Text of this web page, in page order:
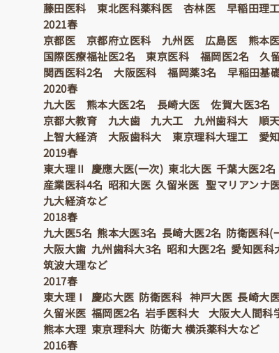
藤田医科 東北医科薬科医 杏林医 早稲田理
2021春
京都医 京都府立医科 九州医 広島医 熊本
国際医療福祉医2名 東京医科 福岡医2名
関西医科2名 大阪医科 福岡薬3名 早稲田基
2020春
九大医 熊本大医2名 長崎大医 佐賀大医3名
京都大教育 九大歯 九大工 九州歯科大 順
上智大経済 大阪歯科大 東京理科大理工 愛
2019春
東大理Ⅱ 慶應大医(一次) 東北大医 千葉大医2
産業医科4名 昭和大医 久留米医 聖マリアンナ
九大経済など
2018春
九大医5名 熊本大医3名 長崎大医2名 防衛医科
大阪大歯 九州歯科大3名 昭和大医2名 愛知医
筑波大理など
2017春
東大理Ⅰ 慶応大医 防衛医科 神戸大医 長崎大
久留米医 福岡医2名 岩手医科大 大阪大人間科
熊本大理 東京理科大 防衛大 横浜薬科大など
2016春